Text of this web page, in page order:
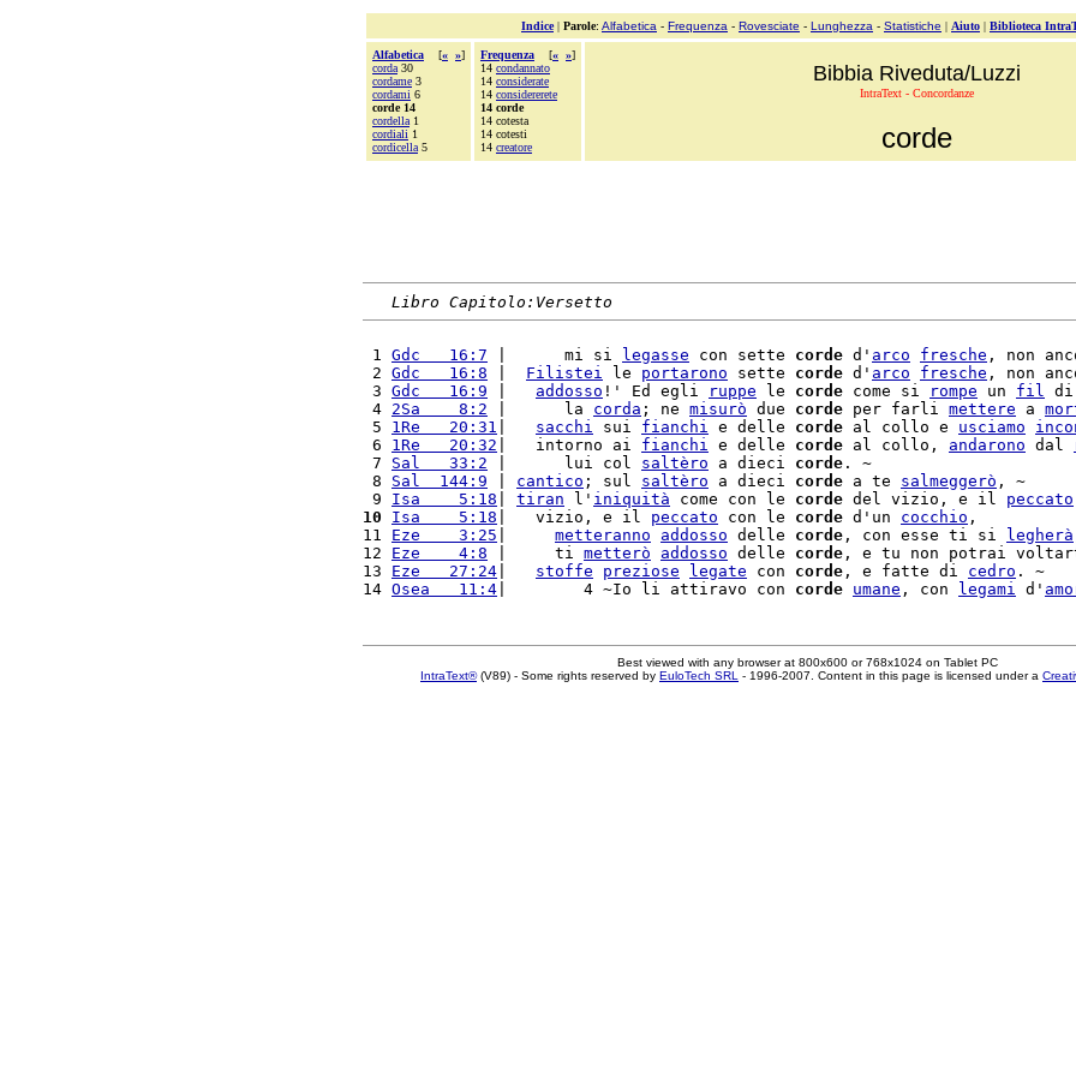
Indice| Parole: Alfabetica - Frequenza - Rovesciate - Lunghezza - Statistiche | Aiuto | Biblioteca
Alfabetica [« »]
corda 30
cordame 3
cordami 6
corde 14
cordella 1
cordiali 1
cordicella 5
Frequenza [« »]
14 condannato
14 considerate
14 considererete
14 corde
14 cotesta
14 cotesti
14 creatore
Bibbia Riveduta/Luzzi
IntraText - Concordanze
corde
Libro Capitolo:Versetto
1 Gdc   16:7 |      mi si legasse con sette corde d' arco fresche , non
2 Gdc   16:8 Filistei le portarono sette corde d' arco fresche , non
3 Gdc   16:9 addosso !' Ed egli ruppe le corde come si rompe un fil di
4 2Sa    8:2 |      la corda ; ne misurò due corde per farli mettere a
5 1Re   20:31 sacchi sui fianchi e delle corde al collo e usciamo
6 1Re   20:32 |   intorno ai fianchi e delle corde al collo, andarono dal
7 Sal   33:2 |      lui col saltèro a dieci corde . ~
8 Sal  144:9 cantico ; sul saltèro a dieci corde a te salmeggerò , ~
9 Isa    5:18 tiran l' iniquità come con le corde del vizio, e il peccato
10
Isa    5:18 |   vizio, e il peccato con le corde d'un cocchio ,
11 Eze    3:25 metteranno addosso delle corde , con esse ti si legherà
12 Eze    4:8 |     ti metterò addosso delle corde , e tu non potrai
13 Eze   27:24 stoffe preziose legate con corde , e fatte di cedro . ~
14 Osea   11:4 |        4 ~Io li attiravo con corde umane , con legami d'
Best viewed with any browser at 800x600 or 768x1024 on Tablet PC
IntraText®(V89) - Some rights reserved by EuloTech SRL - 1996-2007. Content in this page is licensed under a